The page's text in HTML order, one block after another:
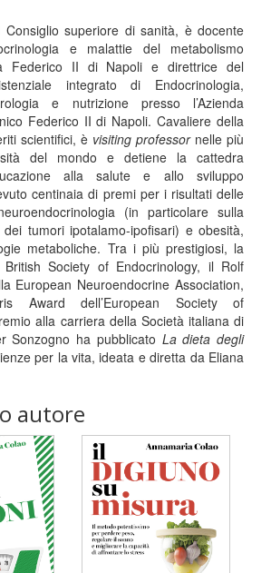
Consiglio superiore di sanità, è docente
e malattie del metabolismo
Federico II di Napoli e direttrice del
integrato di Endocrinologia,
e nutrizione presso l’Azienda
Federico II di Napoli. Cavaliere della
scientifici, è visiting professornelle più
del mondo e detiene la cattedra
alla salute e allo sviluppo
centinaia di premi per i risultati delle
(in particolare sulla
tumori ipotalamo-ipofisari) e obesità,
metaboliche. Tra i più prestigiosi, la
Society of Endocrinology, il Rolf
European Neuroendocrine Association,
Award dell’European Society of
alla carriera della Società italiana di
Sonzogno ha pubblicato La dieta degli
per la vita, ideata e diretta da Eliana
autore